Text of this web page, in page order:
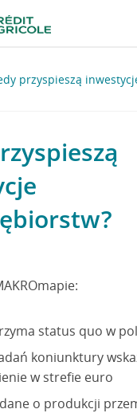
przyspieszą
status quo w
koniunktury
w strefie euro
o produkcji